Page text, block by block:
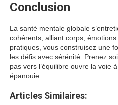
Conclusion
La santé mentale globale
cohérents, alliant corps,
pratiques, vous construisez une
les défis avec sérénité. Prenez
pas vers l’équilibre ouvre la voie
épanouie.
Articles Similaires: